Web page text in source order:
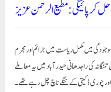
حل کر پائیگی:مطیع الرحمن عزیز
موجودگی میں مکمل ریاست میں جرائم اور مجرم
کی راجدھانی حیدر آباد میں یہ معاملے
اور چوری ڈکیتی کے ننگے ناچ چل رہے تھے۔